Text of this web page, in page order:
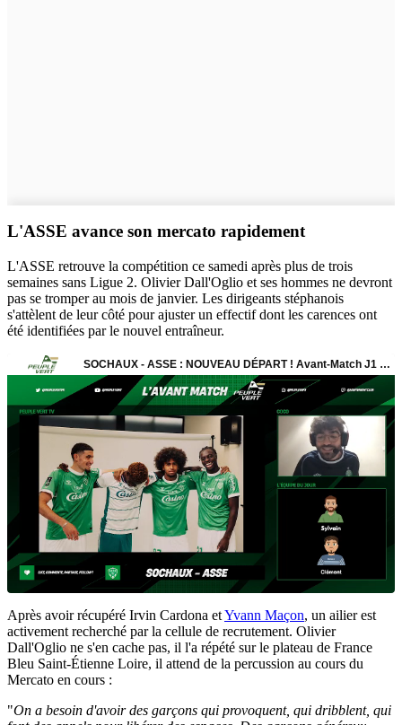
L'ASSE avance son mercato rapidement
L'ASSE retrouve la compétition ce samedi après plus de trois
semaines sans Ligue 2. Olivier Dall'Oglio et ses hommes ne devront
pas se tromper au mois de janvier. Les dirigeants stéphanois
s'attèlent de leur côté pour ajuster un effectif dont les carences ont
été identifiées par le nouvel entraîneur.
Après avoir récupéré Irvin Cardona etYvann Maçon, un ailier est
activement recherché par la cellule de recrutement. Olivier
Dall'Oglio ne s'en cache pas, il l'a répété sur le plateau de France
Bleu Saint-Étienne Loire, il attend de la percussion au cours du
Mercato en cours :
"On a besoin d'avoir des garçons qui provoquent, qui dribblent, qui